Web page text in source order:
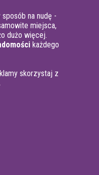
na nudę -
miejsca,
dużo więcej.
każdego
skorzystaj z